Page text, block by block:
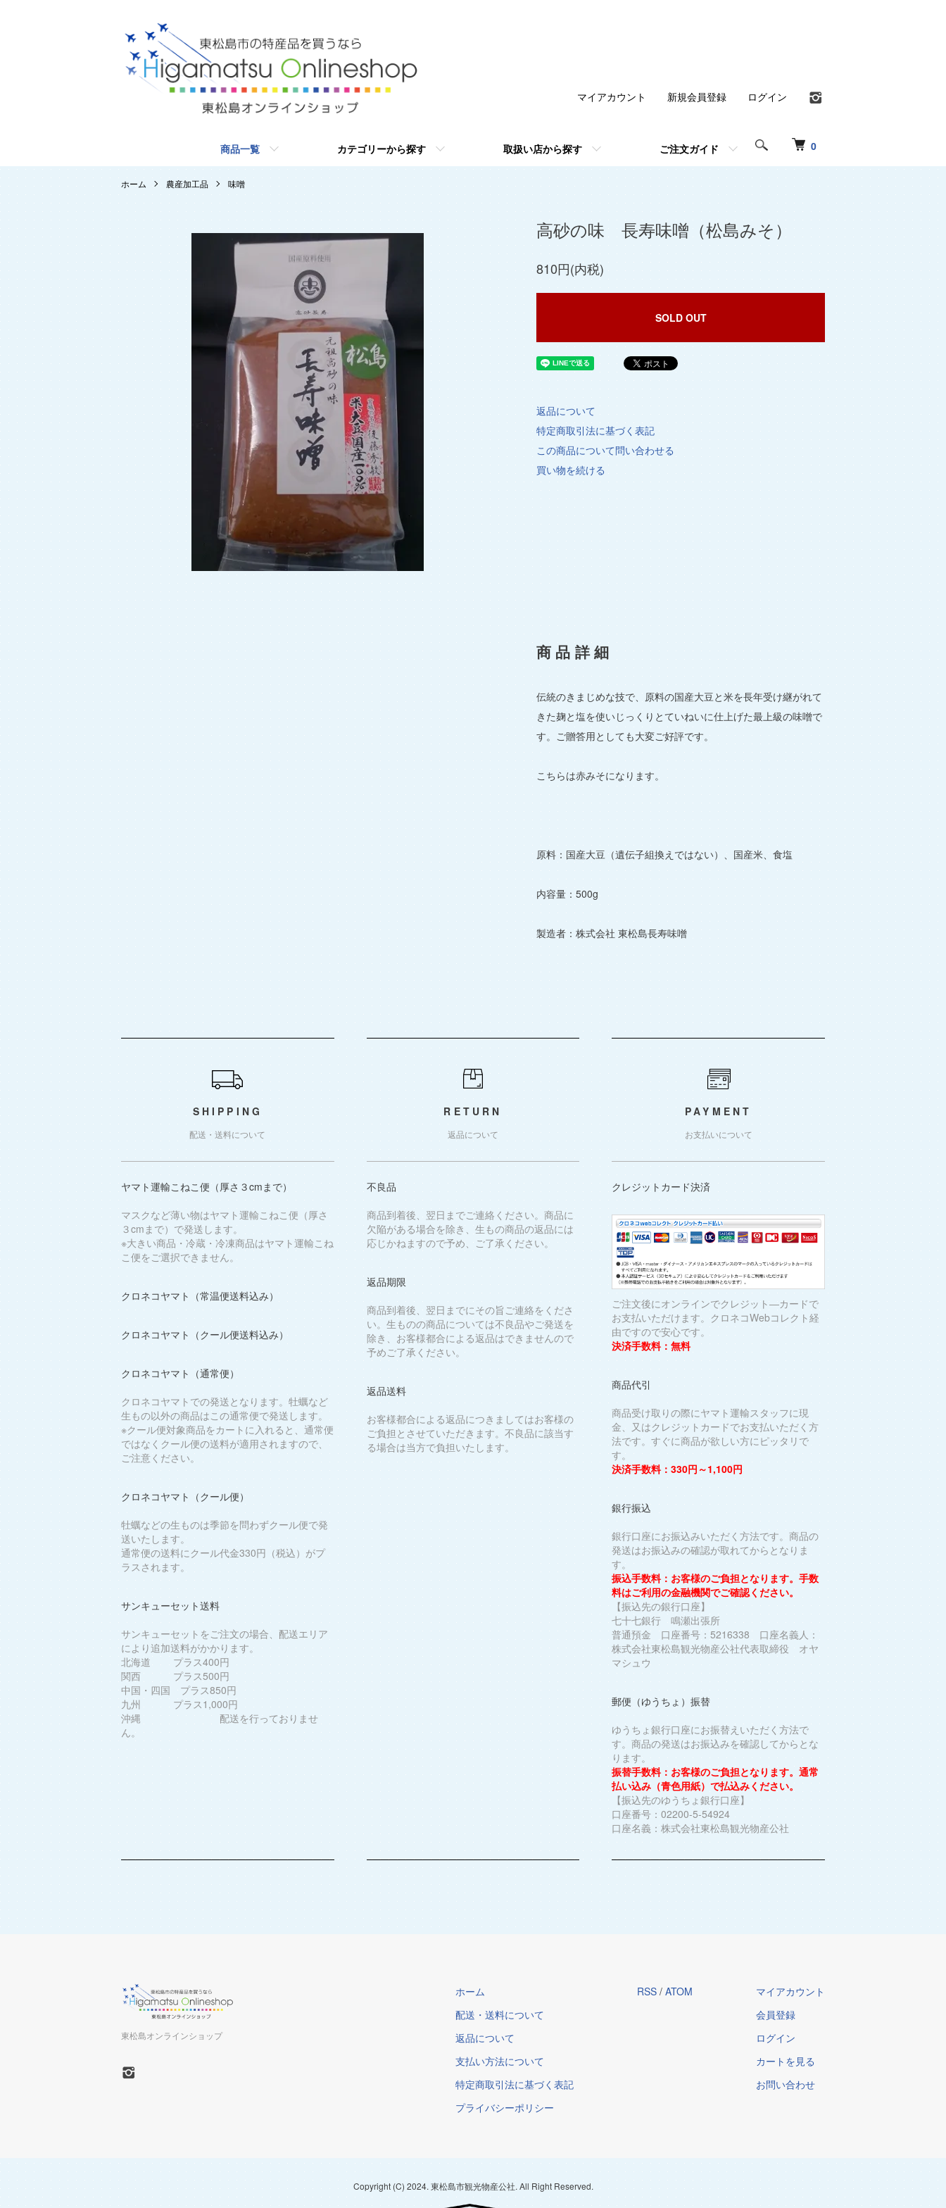
0
商品一覧 カテゴリーから探す 取扱い店から探す ご注文ガイド
マイアカウント 新規会員登録 ログイン
ホーム 農産加工品 味噌
高砂の味 長寿味噌（松島みそ）
810円(内税)
SOLD OUT
返品について
特定商取引法に基づく表記
この商品について問い合わせる
買い物を続ける
商品詳細
伝統のきまじめな技で、原料の国産大豆と米を長年受け継がれて
きた麹と塩を使いじっくりとていねいに仕上げた最上級の味噌で
す。ご贈答用としても大変ご好評です。
こちらは赤みそになります。
原料：国産大豆（遺伝子組換えではない）、国産米、食塩
内容量：500g
製造者：株式会社 東松島長寿味噌
SHIPPING
配送・送料について
ヤマト運輸こねこ便（厚さ３cmまで）
マスクなど薄い物はヤマト運輸こねこ便（厚さ
３cmまで）で発送します。
※大きい商品・冷蔵・冷凍商品はヤマト運輸こね
こ便をご選択できません。
クロネコヤマト（常温便送料込み）
クロネコヤマト（クール便送料込み）
クロネコヤマト（通常便）
クロネコヤマトでの発送となります。牡蠣など
生もの以外の商品はこの通常便で発送します。
※クール便対象商品をカートに入れると、通常便
ではなくクール便の送料が適用されますので、
ご注意ください。
クロネコヤマト（クール便）
牡蠣などの生ものは季節を問わずクール便で発
送いたします。
通常便の送料にクール代金330円（税込）がプ
ラスされます。
サンキューセット送料
サンキューセットをご注文の場合、配送エリア
により追加送料がかかります。
北海道 プラス400円
関西 プラス500円
中国・四国 プラス850円
九州 プラス1,000円
沖縄 配送を行っておりませ
ん。
RETURN
返品について
不良品
商品到着後、翌日までご連絡ください。商品に
欠陥がある場合を除き、生もの商品の返品には
応じかねますので予め、ご了承ください。
返品期限
商品到着後、翌日までにその旨ご連絡をくださ
い。生ものの商品については不良品やご発送を
除き、お客様都合による返品はできませんので
予めご了承ください。
返品送料
お客様都合による返品につきましてはお客様の
ご負担とさせていただきます。不良品に該当す
る場合は当方で負担いたします。
PAYMENT
お支払いについて
クレジットカード決済
ご注文後にオンラインでクレジット―カードで
お支払いただけます。クロネコWebコレクト経
由ですので安心です。
決済手数料：無料
商品代引
商品受け取りの際にヤマト運輸スタッフに現
金、又はクレジットカードでお支払いただく方
法です。すぐに商品が欲しい方にピッタリで
す。
決済手数料：330円～1,100円
銀行振込
銀行口座にお振込みいただく方法です。商品の
発送はお振込みの確認が取れてからとなりま
す。
振込手数料：お客様のご負担となります。手数
料はご利用の金融機関でご確認ください。
【振込先の銀行口座】
七十七銀行 鳴瀬出張所
普通預金 口座番号：5216338 口座名義人：
株式会社東松島観光物産公社代表取締役 オヤ
マシュウ
郵便（ゆうちょ）振替
ゆうちょ銀行口座にお振替えいただく方法で
す。商品の発送はお振込みを確認してからとな
ります。
振替手数料：お客様のご負担となります。通常
払い込み（青色用紙）で払込みください。
【振込先のゆうちょ銀行口座】
口座番号：02200-5-54924
口座名義：株式会社東松島観光物産公社
東松島オンラインショップ
ホーム
配送・送料について
返品について
支払い方法について
特定商取引法に基づく表記
プライバシーポリシー
RSS / ATOM
マイアカウント
会員登録
ログイン
カートを見る
お問い合わせ
Copyright (C) 2024. 東松島市観光物産公社. All Right Reserved.